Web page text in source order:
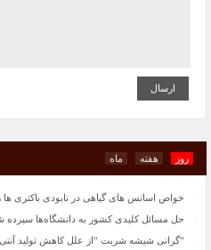
روز هفته ماه
تصادف زنجیره‌ای در پی تماشای یک سانحه
ایران و چین در مورد مسائل منطقه ای
مدیرکل میراث‌فرهنگی، گردشگری و صنایع
آیین یلدا می‌شوند
خواص اسانس های گیاهی در نابودی باکتری ها
حل مسائل کلیدی کشور به دانشگاه‌ها سپرده
“گرانی شیشه شربت “از علل کاهش تولید